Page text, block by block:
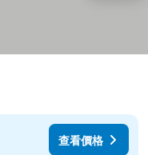
查看價格